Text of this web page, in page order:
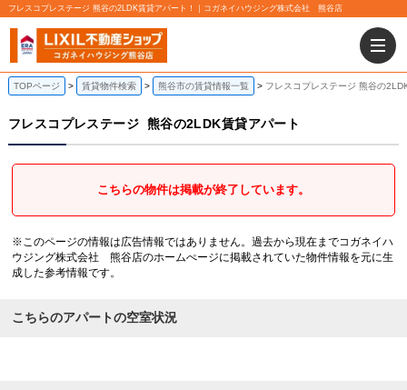
フレスコプレステージ 熊谷の2LDK賃貸アパート！｜コガネイハウジング株式会社 熊谷店
TOPページ 賃貸物件検索 熊谷市の賃貸情報一覧 フレスコプレステージ 熊谷の
フレスコプレステージ 熊谷の2LDK賃貸アパート
こちらの物件は掲載が終了しています。
※このページの情報は広告情報ではありません。過去から現在までコガネイハ
ウジング株式会社 熊谷店のホームぺージに掲載されていた物件情報を元に生
成した参考情報です。
こちらのアパートの空室状況